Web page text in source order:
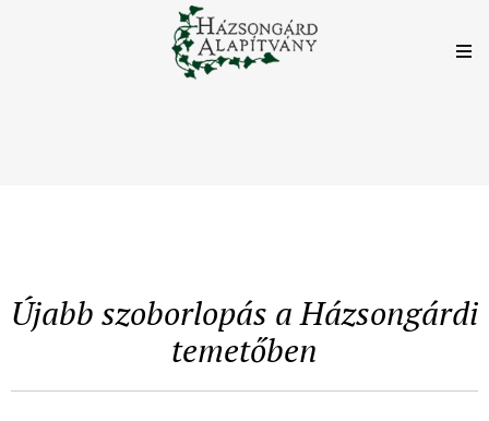
Újabb szoborlopás a Házsongárdi
temetőben